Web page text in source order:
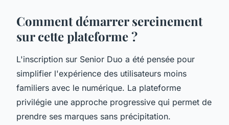
Comment démarrer sereinement
sur cette plateforme ?
L'inscription sur Senior Duo a été pensée pour
simplifier l'expérience des utilisateurs moins
familiers avec le numérique. La plateforme
privilégie une approche progressive qui permet de
prendre ses marques sans précipitation.